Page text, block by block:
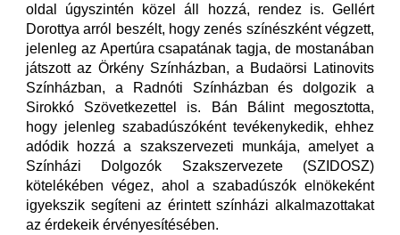
oldal úgyszintén közel áll hozzá, rendez is. Gellért
Dorottya arról beszélt, hogy zenés színészként végzett,
jelenleg az Apertúra csapatának tagja, de mostanában
játszott az Örkény Színházban, a Budaörsi Latinovits
Színházban, a Radnóti Színházban és dolgozik a
Sirokkó Szövetkezettel is. Bán Bálint megosztotta,
hogy jelenleg szabadúszóként tevékenykedik, ehhez
adódik hozzá a szakszervezeti munkája, amelyet a
Színházi Dolgozók Szakszervezete (SZIDOSZ)
kötelékében végez, ahol a szabadúszók elnökeként
igyekszik segíteni az érintett színházi alkalmazottakat
az érdekeik érvényesítésében.